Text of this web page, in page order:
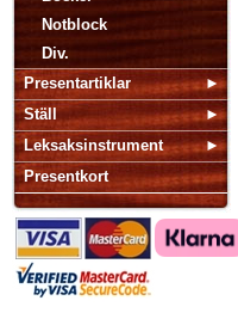
Notblock
Div.
Presentartiklar
Ställ
Leksaksinstrument
Presentkort